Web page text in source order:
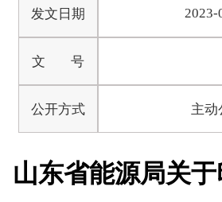
发文日期 2023-
文 号
公开方式 主动
山东省能源局关于